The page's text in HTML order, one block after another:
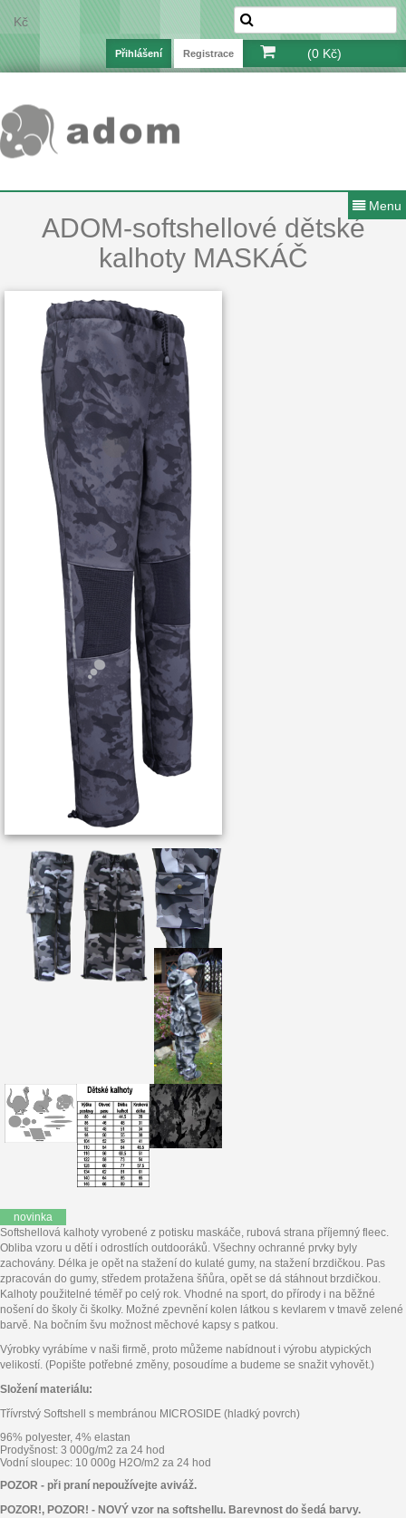
Menu
Přihlášení Registrace
Kč
(0 Kč)
ADOM-softshellové dětské
kalhoty MASKÁČ
novinka
Softshellová kalhoty vyrobené z potisku maskáče, rubová strana příjemný fleec.
Obliba vzoru u dětí i odrostlích outdooráků. Všechny ochranné prvky byly
zachovány. Délka je opět na stažení do kulaté gumy, na stažení brzdičkou. Pas
zpracován do gumy, středem protažena šňůra, opět se dá stáhnout brzdičkou.
Kalhoty použitelné téměř po celý rok. Vhodné na sport, do přírody i na běžné
nošení do školy či školky. Možné zpevnění kolen látkou s kevlarem v tmavě zelené
barvě. Na bočním švu možnost měchové kapsy s patkou.
Výrobky vyrábíme v naši firmě, proto můžeme nabídnout i výrobu atypických
velikostí. (Popište potřebné změny, posoudíme a budeme se snažit vyhovět.)
Složení materiálu:
Třívrstvý Softshell s membránou MICROSIDE (hladký povrch)
96% polyester, 4% elastan
Prodyšnost: 3 000g/m2 za 24 hod
Vodní sloupec: 10 000g H2O/m2 za 24 hod
POZOR - při praní nepoužívejte aviváž.
POZOR!, POZOR! - NOVÝ vzor na softshellu. Barevnost do šedá barvy.